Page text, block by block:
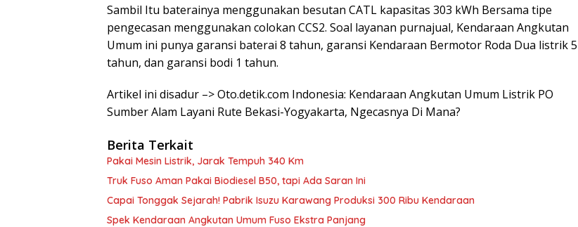
Sambil Itu baterainya menggunakan besutan CATL kapasitas 303 kWh Bersama tipe
pengecasan menggunakan colokan CCS2. Soal layanan purnajual, Kendaraan Angkutan
Umum ini punya garansi baterai 8 tahun, garansi Kendaraan Bermotor Roda Dua listrik 5
tahun, dan garansi bodi 1 tahun.
Artikel ini disadur –> Oto.detik.com Indonesia: Kendaraan Angkutan Umum Listrik PO
Sumber Alam Layani Rute Bekasi-Yogyakarta, Ngecasnya Di Mana?
Berita Terkait
Pakai Mesin Listrik, Jarak Tempuh 340 Km
Truk Fuso Aman Pakai Biodiesel B50, tapi Ada Saran Ini
Capai Tonggak Sejarah! Pabrik Isuzu Karawang Produksi 300 Ribu Kendaraan
Spek Kendaraan Angkutan Umum Fuso Ekstra Panjang